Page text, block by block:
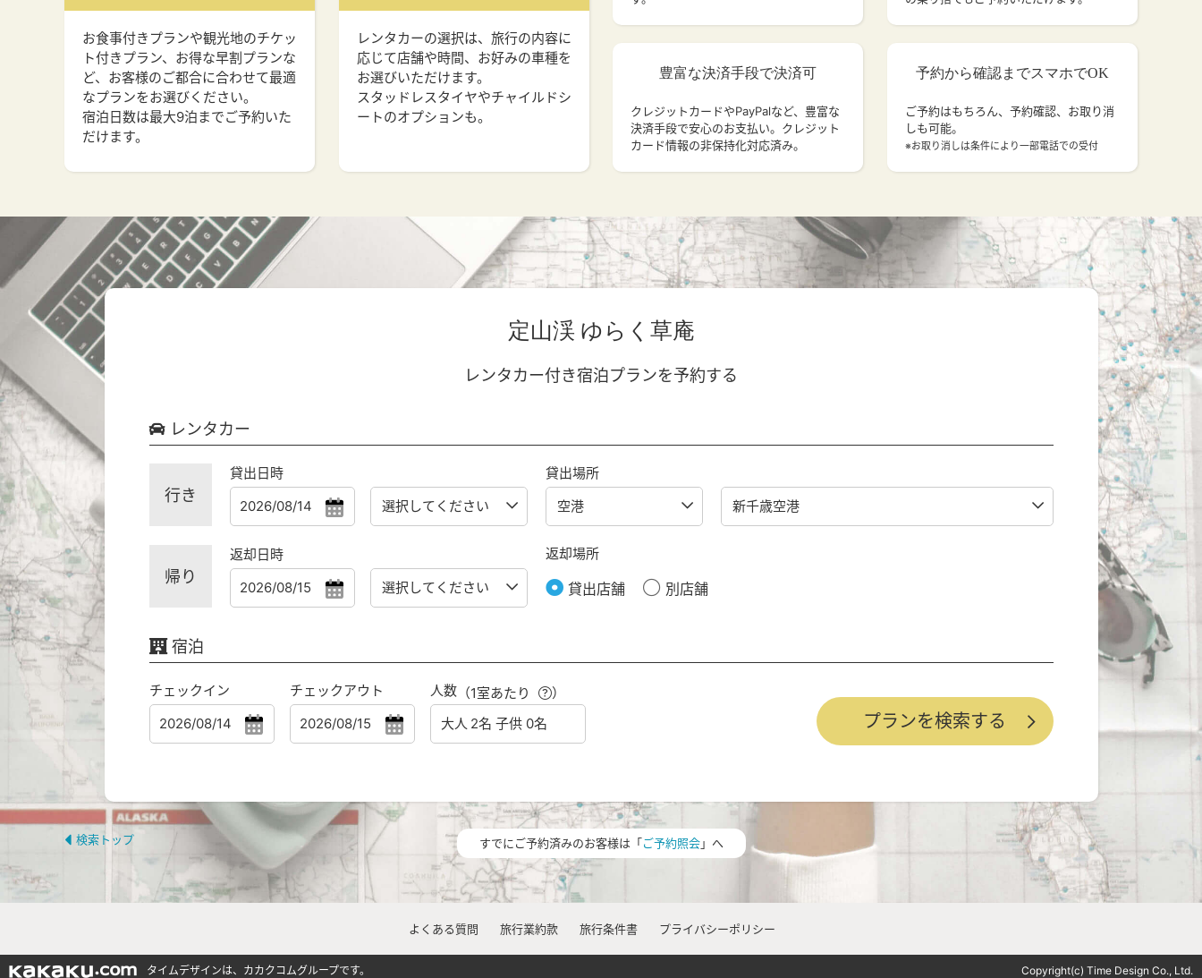
お食事付きプランや観光地のチケッ
ト付きプラン、お得な早割プランな
ど、お客様のご都合に合わせて最適
なプランをお選びください。
宿泊日数は最大9泊までご予約いた
だけます。
レンタカーの選択は、旅行の内容に
応じて店舗や時間、お好みの車種を
お選びいただけます。
スタッドレスタイヤやチャイルドシ
ートのオプションも。
豊富な決済手段で決済可
クレジットカードやPayPalなど、豊富な
決済手段で安心のお支払い。クレジット
カード情報の非保持化対応済み。
予約から確認までスマホでOK
ご予約はもちろん、予約確認、お取り消
しも可能。
※お取り消しは条件により一部電話での受付
定山渓 ゆらく草庵
レンタカー付き宿泊プランを予約する
レンタカー
行き
貸出日時 貸出場所
帰り
返却日時 返却場所
貸出店舗 別店舗
宿泊
チェックイン チェックアウト 人数（1室あたり ）
検索トップ すでにご予約済みのお客様は「ご予約照会」へ
よくある質問 旅行業約款 旅行条件書 プライバシーポリシー
タイムデザインは、カカクコムグループです。 Copyright(c) Time Design Co., Ltd.